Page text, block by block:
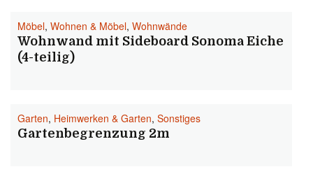
Möbel, Wohnen & Möbel, Wohnwände
Wohnwand mit Sideboard Sonoma Eiche
(4-teilig)
Garten, Heimwerken & Garten, Sonstiges
Gartenbegrenzung 2m